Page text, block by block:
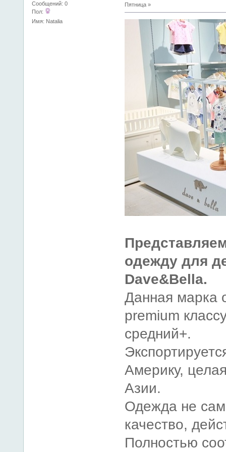
Сообщений: 0
Пол:
Имя: Natalia
Пятница »
одежду для
Dave&Bella.
Данная марка
premium
средний+.
Америку,
Азии.
Одежда не
качество,
Полностью